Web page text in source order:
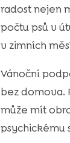
radost nejen
počtu psů v
v zimních
Vánoční
bez domova.
může mít
psychickému